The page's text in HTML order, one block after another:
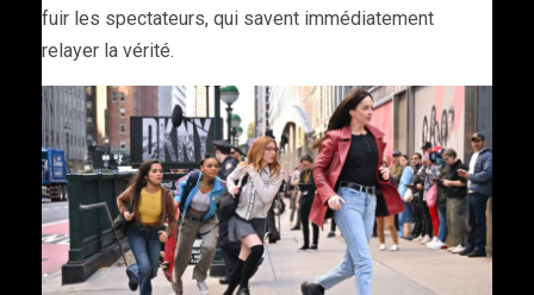
fuir les spectateurs, qui savent immédiatement
relayer la vérité.